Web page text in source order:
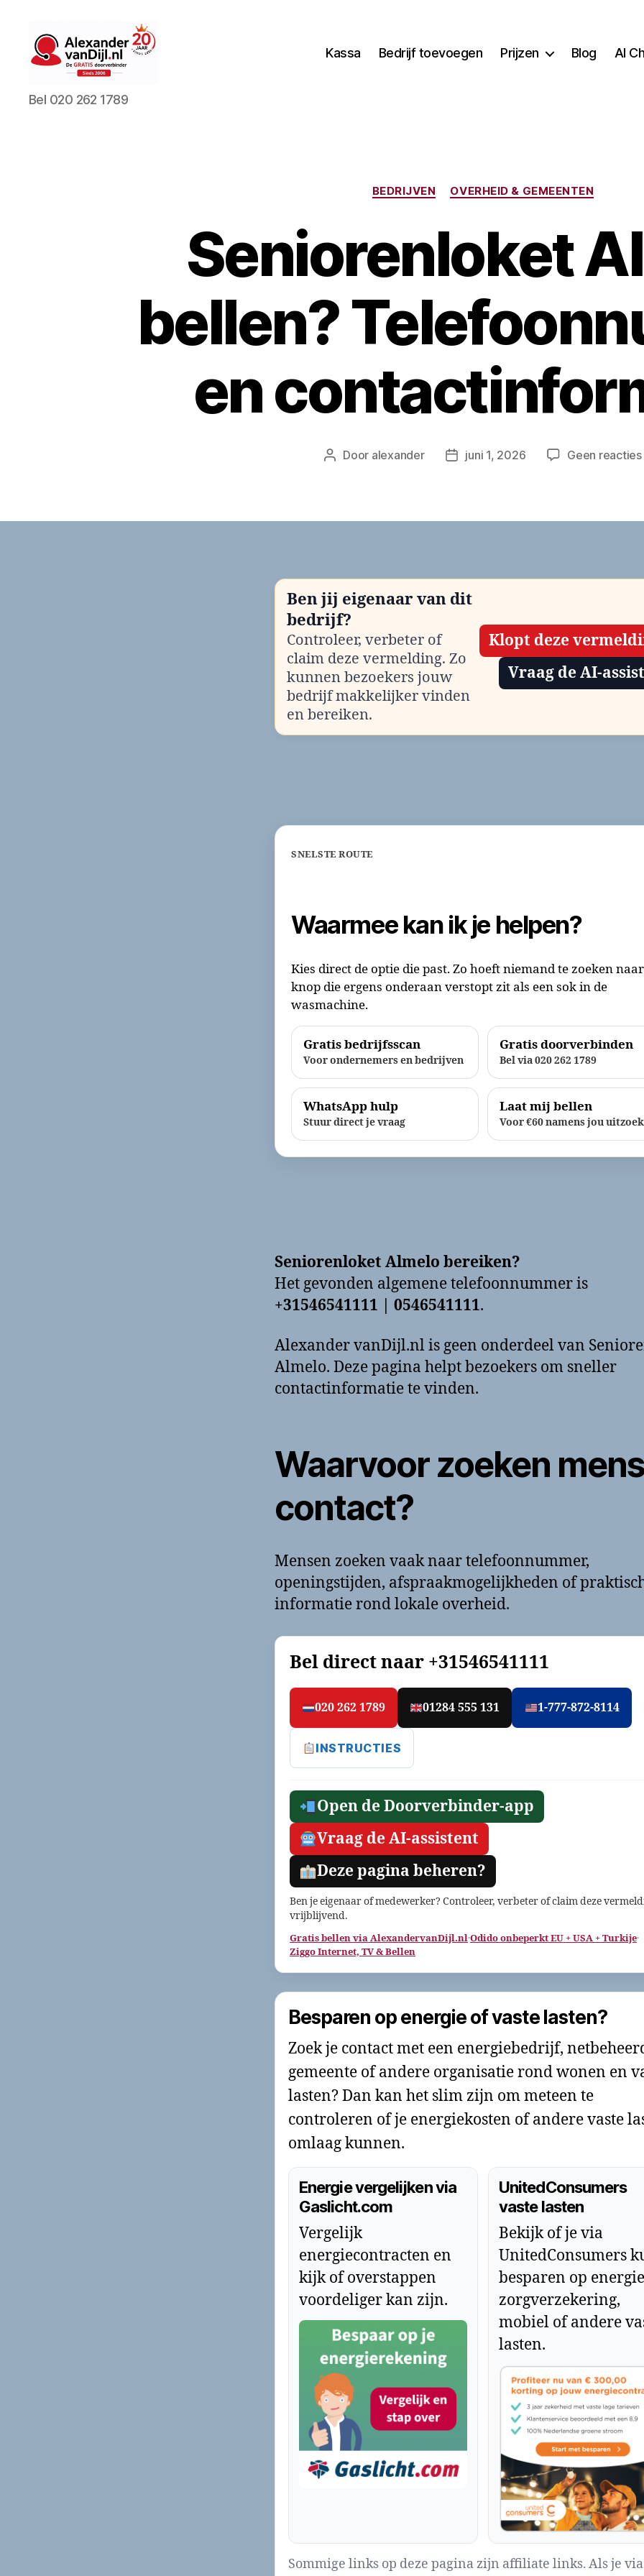
AlexandervanDijl.nl
Bel 020 262 1789
Kassa Bedrijf toevoegen Prijzen Blog AI
Categorieën
BEDRIJVEN OVERHEID & GEMEENTEN
Seniorenloket
bellen?
en
Berichtauteur
Door alexander Berichtdatum
juni 1, 2026 Geen reacties
Ben jij eigenaar van dit
bedrijf?
Controleer, verbeter of
claim deze vermelding. Zo
kunnen bezoekers jouw
bedrijf makkelijker vinden
en bereiken.
Klopt deze
Vraag de AI-
SNELSTE ROUTE
Waarmee kan ik je helpen?
Kies direct de optie die past. Zo hoeft niemand te zoeken
knop die ergens onderaan verstopt zit als een sok in de
wasmachine.
Gratis bedrijfsscan
Voor ondernemers en bedrijven
Gratis doorverbinden
Bel via 020 262 1789
WhatsApp hulp
Stuur direct je vraag
Laat mij bellen
Voor €60 namens jou
Seniorenloket Almelo bereiken?
Het gevonden algemene telefoonnummer is
+31546541111 | 0546541111.
Alexander vanDijl.nl is geen onderdeel van
Almelo. Deze pagina helpt bezoekers om sneller
contactinformatie te vinden.
Waarvoor zoeken
contact?
Mensen zoeken vaak naar telefoonnummer,
openingstijden, afspraakmogelijkheden of
informatie rond lokale overheid.
Bel direct naar +31546541111
020 262 1789 01284 555 131 1-777-872-8114
INSTRUCTIES
Open de Doorverbinder-app
Vraag de AI-assistent
Deze pagina beheren?
Ben je eigenaar of medewerker? Controleer, verbeter of claim deze
vrijblijvend.
Gratis bellen via AlexandervanDijl.nl·Odido onbeperkt EU + USA + Turkije·
Ziggo Internet, TV & Bellen
Besparen op energie of vaste lasten?
Zoek je contact met een energiebedrijf,
gemeente of andere organisatie rond wonen en
lasten? Dan kan het slim zijn om meteen te
controleren of je energiekosten of andere vaste
omlaag kunnen.
Energie vergelijken via
Gaslicht.com
Vergelijk
energiecontracten en
kijk of overstappen
voordeliger kan zijn.
UnitedConsumers
vaste lasten
Bekijk of je via
UnitedConsumers
besparen op
zorgverzekering,
mobiel of andere
lasten.
Sommige links op deze pagina zijn affiliate links. Als je via